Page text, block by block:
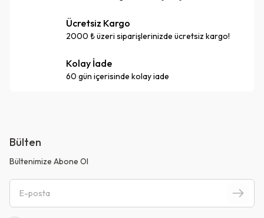
Ücretsiz Kargo
2000 ₺ üzeri siparişlerinizde ücretsiz kargo!
Kolay İade
60 gün içerisinde kolay iade
Bülten
Bültenimize Abone Ol